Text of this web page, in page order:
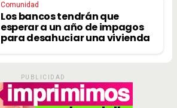
Comunidad
Los bancos tendrán que
esperar a un año de impagos
para desahuciar una vivienda
PUBLICIDAD